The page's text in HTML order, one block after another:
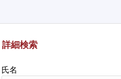
詳細検索
氏名